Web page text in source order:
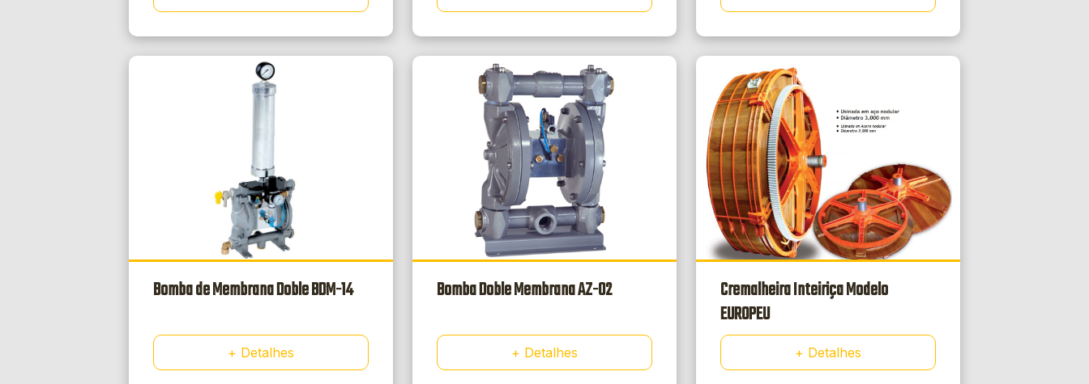
Bomba de Membrana Doble BDM-14
+ Detalhes
Bomba Doble Membrana AZ-02
+ Detalhes
Cremalheira Inteiriça Modelo
EUROPEU
+ Detalhes